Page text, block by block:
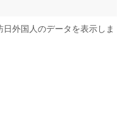
外国人のデータを表示しま